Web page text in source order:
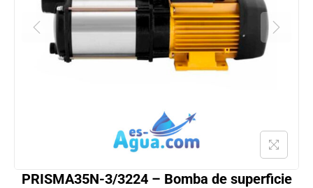
PRISMA35N-3/3224 – Bomba de superficie